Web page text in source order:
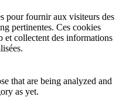
pour fournir aux visiteurs des
pertinentes. Ces cookies
et collectent des informations
that are being analyzed and
as yet.